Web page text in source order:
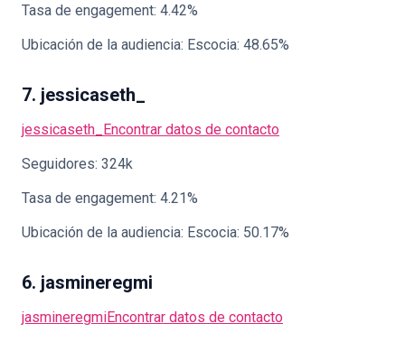
Tasa de engagement: 4.42%
Ubicación de la audiencia: Escocia: 48.65%
7. jessicaseth_
jessicaseth_ Encontrar datos de contacto
Seguidores: 324k
Tasa de engagement: 4.21%
Ubicación de la audiencia: Escocia: 50.17%
6. jasmineregmi
jasmineregmiEncontrar datos de contacto